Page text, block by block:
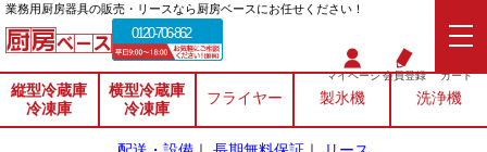
業務⽤厨房器具の販売・リースなら厨房ベースにお任せください！
0120-706-862
マイページ会員登録 カート
縦型冷蔵庫
冷凍庫
横型冷蔵庫
冷凍庫
フライヤー 製氷機 洗浄機